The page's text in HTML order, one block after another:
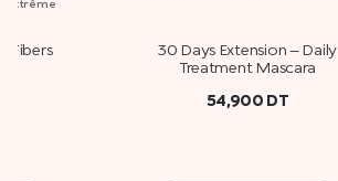
extrême
Fibers
30 Days Extension – Daily
Treatment Mascara
54,900 DT